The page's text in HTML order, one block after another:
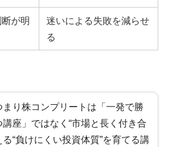
が明
迷いによる失敗を減らせ
る
まり株コンプリートは「一発で勝
講座」ではなく“市場と長く付き合
る“負けにくい投資体質”を育てる講